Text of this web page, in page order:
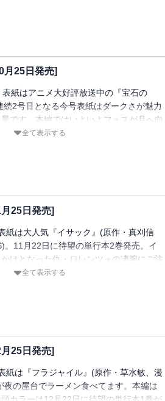
していた。必見！ ＊電子配信版は通信
に時間がかかる場合がございます。
月25日発売]
紙はアニメ大好評放送中の『宝石の
2号目となる今号表紙はダークさが魅力
です。本編ではいよいよフォスが月へ向
人に伝えます。新連載はマルキ・ド・サ
＊電子配信版は通信環境によりダウン
合がございます。
全て表示する
25日発売]
紙は大人気『イサック』(原作・真刈信
。11月22日に待望の単行本2巻発売。イ
けとなった仇・ロレンツォの凄腕にご注
明日翔『来世は他人がいい』単行本1巻
)も必見です！ ＊電子配信版は通信環境
間がかかる場合がございます。
全て表示する
25日発売]
紙は『フラジャイル』(原作・草水敏、漫
夜の屋台でラーメン食べてます。本編は